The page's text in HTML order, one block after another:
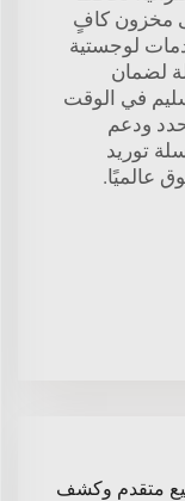
مخزون كافٍ
لوجستية
لضمان
في الوقت
ودعم
توريد
عالميًا.
متقدم وكشف